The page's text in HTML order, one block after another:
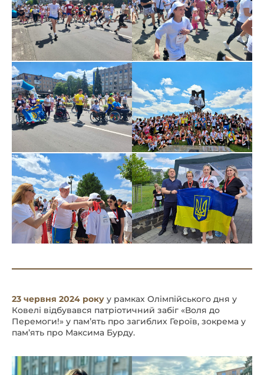
23 червня 2024 року у рамках Олімпійського дня у
Ковелі відбувався патріотичний забіг «Воля до
Перемоги!» у памʼять про загиблих Героїв, зокрема у
памʼять про Максима Бурду.